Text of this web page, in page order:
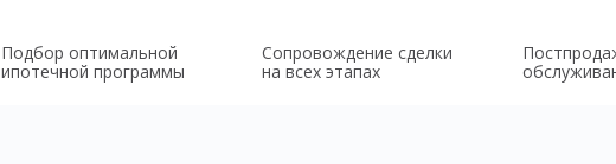
Подбор оптимальной
ипотечной программы
Сопровождение сделки
на всех этапах